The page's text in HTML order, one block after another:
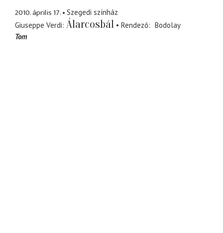
2010. április 17.
Szegedi színház
Giuseppe Verdi Álarcosbál Rendező
Bodolay
Tom